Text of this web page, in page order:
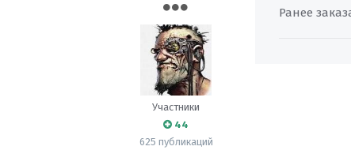
Участники
44
625 публикаций
Ранее